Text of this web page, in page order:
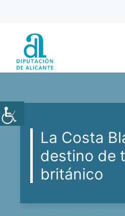
contenido
La Costa
destino de
británico